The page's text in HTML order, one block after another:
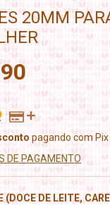
20MM
pagando com Pix
DE PAGAMENTO
(DOCE DE LEITE,